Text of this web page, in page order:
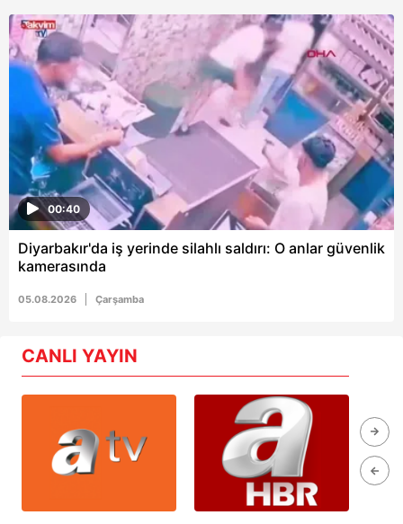
00:40
Diyarbakır'da iş yerinde silahlı saldırı: O anlar güvenlik
kamerasında
05.08.2026 Çarşamba
CANLI YAYIN